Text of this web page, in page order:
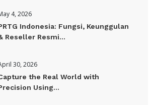
4, 2026
Indonesia: Fungsi, Keunggulan
Reseller Resmi...
30, 2026
the Real World with
Using...